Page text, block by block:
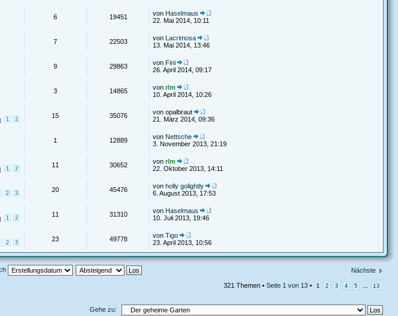
6 19451 von Haselmaus
22. Mai 2014, 10:11
7 22503 von Lacrimosa
13. Mai 2014, 13:46
9 29863 von Fini
26. April 2014, 09:17
3 14865 vonrlm
10. April 2014, 10:26
1 2 15 35076
von opalbraut
21. März 2014, 09:36
1 12889 von Nettsche
3. November 2013, 21:19
1 2 11 30652 vonrlm
22. Oktober 2013, 14:11
2 3 20 45476 vonholly golightly
6. August 2013, 17:53
1 2 11 31310 von Haselmaus
10. Juli 2013, 19:46
2 3 23 49778 vonTigo
23. April 2013, 10:56
Nächste
321 Themen •Seite 1 von 13 • 1 2 3 4 5 13
Gehe zu: